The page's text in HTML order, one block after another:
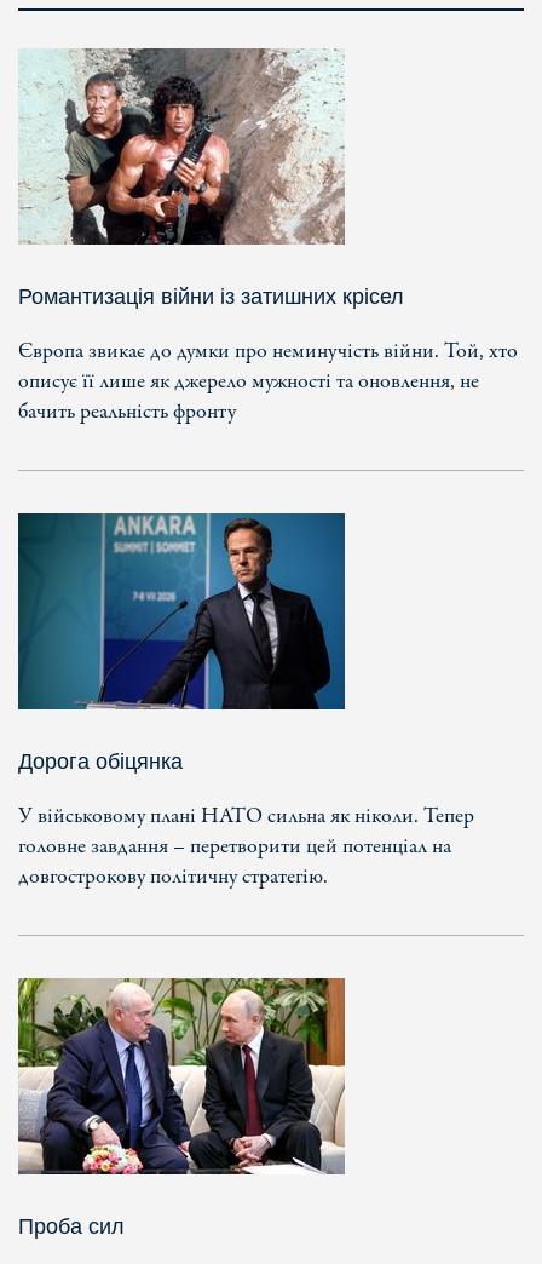
Романтизація війни із затишних крісел
Європа звикає до думки про неминучість війни. Той, хто
описує її лише як джерело мужності та оновлення, не
бачить реальність фронту
Дорога обіцянка
У військовому плані НАТО сильна як ніколи. Тепер
головне завдання – перетворити цей потенціал на
довгострокову політичну стратегію.
Проба сил